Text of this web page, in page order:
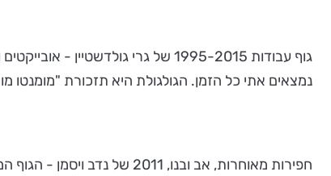
גוף עבודות 1995-2015 של גרי
נמצאים אתי כל הזמן. הגולגולת היא תזכורת "מומנטו
חפירות מאוחרות, אב ובנו, 2011 של נדב ויסמן - הגוף המפורק אב ובן לייצר יחידה אחת עם מבנה גנטי משותף. העבודה מתייחסת ליחסים בין האב ובנו.